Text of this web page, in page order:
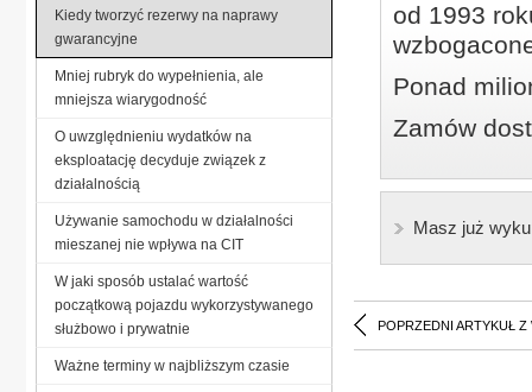
od 1993
Ponad
Zamów
Masz już
POPRZEDNI ARTYKUŁ Z
Kiedy tworzyć rezerwy na naprawy
gwarancyjne
Mniej rubryk do wypełnienia, ale
mniejsza wiarygodność
O uwzględnieniu wydatków na
eksploatację decyduje związek z
działalnością
Używanie samochodu w działalności
mieszanej nie wpływa na CIT
W jaki sposób ustalać wartość
początkową pojazdu wykorzystywanego
służbowo i prywatnie
Ważne terminy w najbliższym czasie